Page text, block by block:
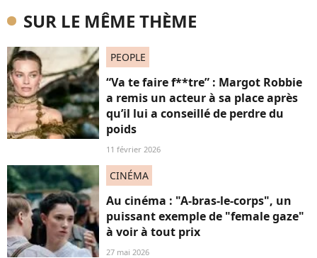
SUR LE MÊME THÈME
PEOPLE
“Va te faire f**tre” : Margot Robbie
a remis un acteur à sa place après
qu’il lui a conseillé de perdre du
poids
11 février 2026
CINÉMA
Au cinéma : "A-bras-le-corps", un
puissant exemple de "female gaze"
à voir à tout prix
27 mai 2026